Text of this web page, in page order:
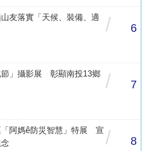
友落實「天候、裝備、適
/ 6
節」攝影展 彰顯南投13鄉
/ 7
「阿媽ê防災智慧」特展 宣 / 8